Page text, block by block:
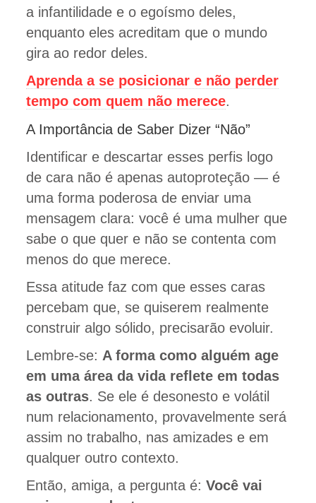
a infantilidade e o egoísmo deles,
enquanto eles acreditam que o mundo
gira ao redor deles.
Aprenda a se posicionar e não perder
tempo com quem não merece.
A Importância de Saber Dizer “Não”
Identificar e descartar esses perfis logo
de cara não é apenas autoproteção — é
uma forma poderosa de enviar uma
mensagem clara: você é uma mulher que
sabe o que quer e não se contenta com
menos do que merece.
Essa atitude faz com que esses caras
percebam que, se quiserem realmente
construir algo sólido, precisarão evoluir.
Lembre-se: A forma como alguém age
em uma área da vida reflete em todas
as outras. Se ele é desonesto e volátil
num relacionamento, provavelmente será
assim no trabalho, nas amizades e em
qualquer outro contexto.
Então, amiga, a pergunta é:Você vai